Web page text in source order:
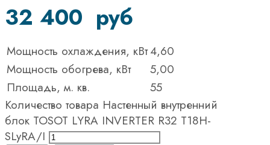
32 400 руб
Мощность охлаждения, кВт4,60
Мощность обогрева, кВт
5,00
Площадь, м. кв.
55
Количество товара Настенный внутренний
блок TOSOT LYRA INVERTER R32 T18H-
SLyRA/I